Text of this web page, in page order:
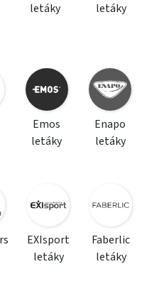
letáky
letáky
Emos
letáky
Enapo
letáky
EXIsport
letáky
Faberlic
letáky